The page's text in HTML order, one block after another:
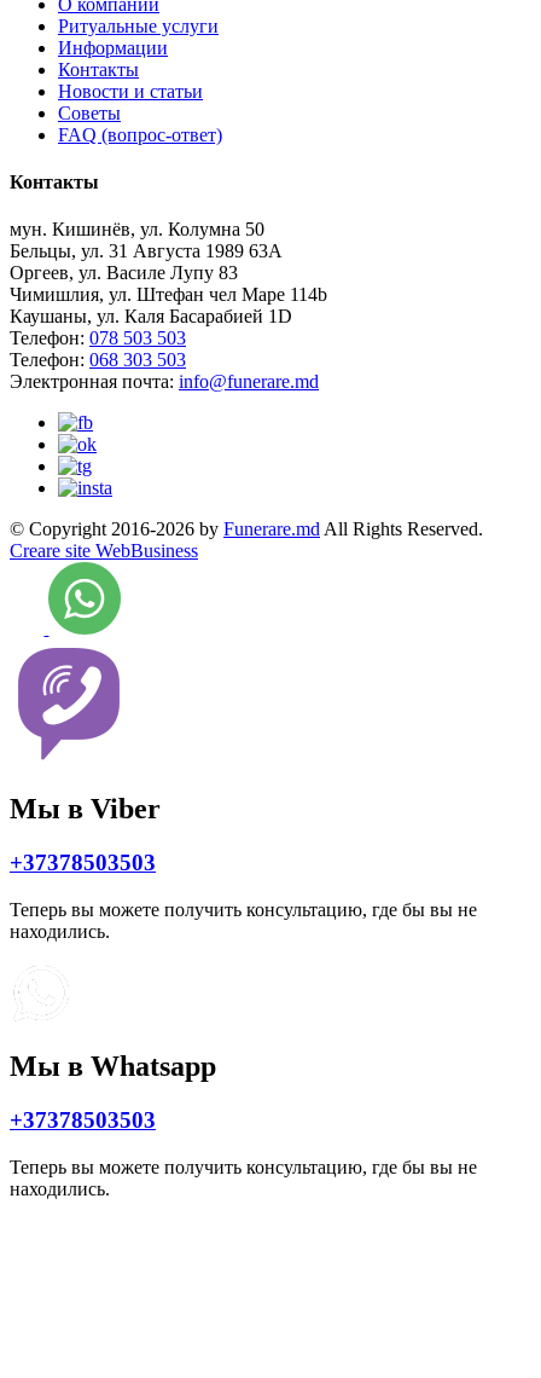
О компании
Ритуальные услуги
Информации
Контакты
Новости и статьи
Советы
FAQ (вопрос-ответ)
Контакты
мун. Кишинёв, ул. Колумна 50
Бельцы, ул. 31 Августа 1989 63А
Оргеев, ул. Василе Лупу 83
Чимишлия, ул. Штефан чел Маре 114b
Каушаны, ул. Каля Басарабией 1D
Телефон: 078 503 503
Телефон: 068 303 503
Электронная почта: info@funerare.md
© Copyright 2016-2026 by Funerare.mdAll Rights Reserved.
Creare site WebBusiness
Мы в Viber
+37378503503
Теперь вы можете получить консультацию, где бы вы не
находились.
Мы в Whatsapp
+37378503503
Теперь вы можете получить консультацию, где бы вы не
находились.